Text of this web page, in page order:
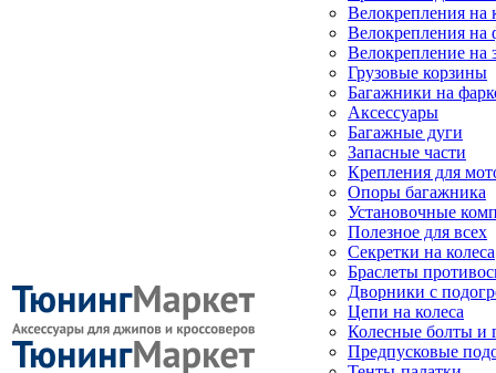
Велокрепления
Велокрепления на
Велокрепление на
Грузовые корзины
Багажники на
Аксессуары
Багажные дуги
Запасные части
Крепления для
Опоры багажника
Установочные
Полезное для всех
Секретки на колеса
Браслеты
Дворники с
Цепи на колеса
Колесные болты и
Предпусковые